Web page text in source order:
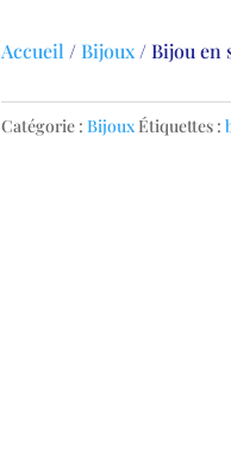
Accueil /Bijoux/Bijou en
Catégorie : Bijoux Étiquettes :